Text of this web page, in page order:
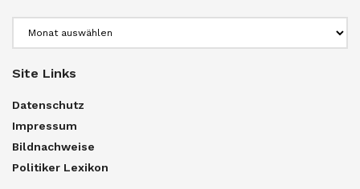
Site Links
Datenschutz
Impressum
Bildnachweise
Politiker Lexikon